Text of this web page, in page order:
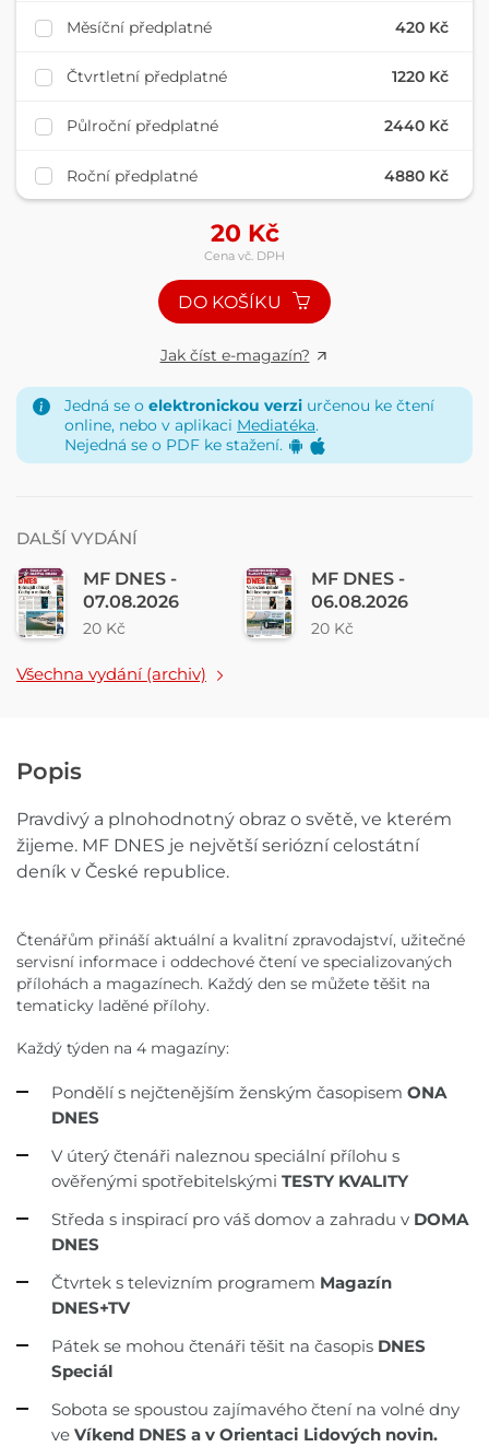
Měsíční předplatné 420 Kč
Čtvrtletní předplatné 1220 Kč
Půlroční předplatné 2440 Kč
Roční předplatné 4880 Kč
20 Kč
Cena vč. DPH
DO KOŠÍKU
Jak číst e-magazín?
Jedná se o elektronickou verzi určenou ke čtení
online, nebo v aplikaci Mediatéka.
Nejedná se o PDF ke stažení.
DALŠÍ VYDÁNÍ
MF DNES -
07.08.2026
20 Kč
MF DNES -
06.08.2026
20 Kč
Všechna vydání (archiv)
Popis
Pravdivý a plnohodnotný obraz o světě, ve kterém
žijeme. MF DNES je největší seriózní celostátní
deník v České republice.
Čtenářům přináší aktuální a kvalitní zpravodajství, užitečné
servisní informace i oddechové čtení ve specializovaných
přílohách a magazínech. Každý den se můžete těšit na
tematicky laděné přílohy.
Každý týden na 4 magazíny:
Pondělí s nejčtenějším ženským časopisem ONA
DNES
V úterý čtenáři naleznou speciální přílohu s
ověřenými spotřebitelskými TESTY KVALITY
Středa s inspirací pro váš domov a zahradu v DOMA
DNES
Čtvrtek s televizním programem Magazín
DNES+TV
Pátek se mohou čtenáři těšit na časopis DNES
Speciál
Sobota se spoustou zajímavého čtení na volné dny
ve Víkend DNES a v Orientaci Lidových novin.